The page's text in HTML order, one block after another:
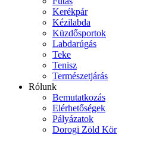
Kerékpár
Kézilabda
Küzdősportok
Labdarúgás
Teke
Tenisz
Természetjárás
Rólunk
Bemutatkozás
Elérhetőségek
Pályázatok
Dorogi Zöld Kör